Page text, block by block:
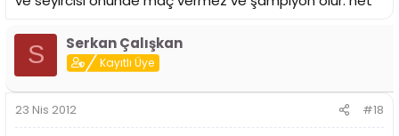
S Serkan Çalışkan
Kayıtlı Üye
23 Nis 2012 #18